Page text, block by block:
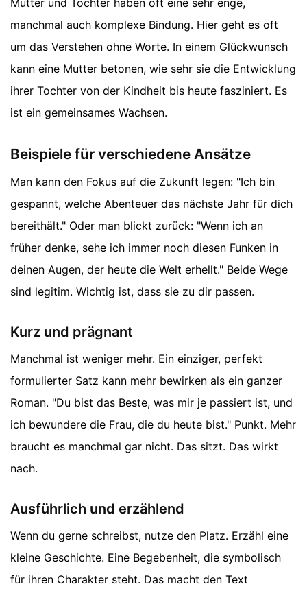
Mütter und Töchter haben oft eine sehr enge,
manchmal auch komplexe Bindung. Hier geht es oft
um das Verstehen ohne Worte. In einem Glückwunsch
kann eine Mutter betonen, wie sehr sie die Entwicklung
ihrer Tochter von der Kindheit bis heute fasziniert. Es
ist ein gemeinsames Wachsen.
Beispiele für verschiedene Ansätze
Man kann den Fokus auf die Zukunft legen: "Ich bin
gespannt, welche Abenteuer das nächste Jahr für dich
bereithält." Oder man blickt zurück: "Wenn ich an
früher denke, sehe ich immer noch diesen Funken in
deinen Augen, der heute die Welt erhellt." Beide Wege
sind legitim. Wichtig ist, dass sie zu dir passen.
Kurz und prägnant
Manchmal ist weniger mehr. Ein einziger, perfekt
formulierter Satz kann mehr bewirken als ein ganzer
Roman. "Du bist das Beste, was mir je passiert ist, und
ich bewundere die Frau, die du heute bist." Punkt. Mehr
braucht es manchmal gar nicht. Das sitzt. Das wirkt
nach.
Ausführlich und erzählend
Wenn du gerne schreibst, nutze den Platz. Erzähl eine
kleine Geschichte. Eine Begebenheit, die symbolisch
für ihren Charakter steht. Das macht den Text